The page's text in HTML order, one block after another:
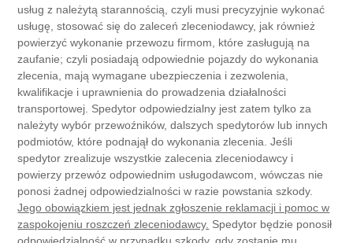
usług z należytą starannością, czyli musi precyzyjnie wykonać
usługę, stosować się do zaleceń zleceniodawcy, jak również
powierzyć wykonanie przewozu firmom, które zasługują na
zaufanie; czyli posiadają odpowiednie pojazdy do wykonania
zlecenia, mają wymagane ubezpieczenia i zezwolenia,
kwalifikacje i uprawnienia do prowadzenia działalności
transportowej. Spedytor odpowiedzialny jest zatem tylko za
należyty wybór przewoźników, dalszych spedytorów lub innych
podmiotów, które podnajął do wykonania zlecenia. Jeśli
spedytor zrealizuje wszystkie zalecenia zleceniodawcy i
powierzy przewóz odpowiednim usługodawcom, wówczas nie
ponosi żadnej odpowiedzialności w razie powstania szkody.
Jego obowiązkiem jest jednak zgłoszenie reklamacji i pomoc w
zaspokojeniu roszczeń zleceniodawcy. Spedytor będzie ponosił